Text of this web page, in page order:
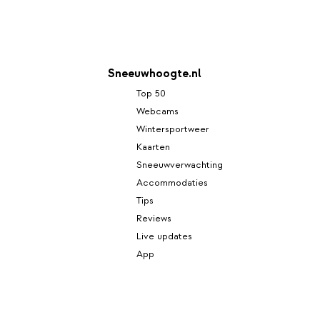
In
je
trekt,
je
Ook
de
je
Sneeuwhoogte.nl
Top 50
Webcams
Wintersportweer
Kaarten
Sneeuwverwachting
Accommodaties
Tips
Reviews
Live updates
App